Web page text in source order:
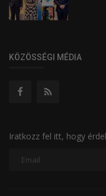
KÖZÖSSÉGI MÉDIA
Iratkozz fel itt, hogy